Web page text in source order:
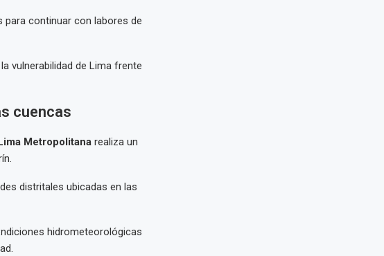
para continuar con labores de
vulnerabilidad de Lima frente
cuencas
Metropolitanarealiza un
distritales ubicadas en las
hidrometeorológicas